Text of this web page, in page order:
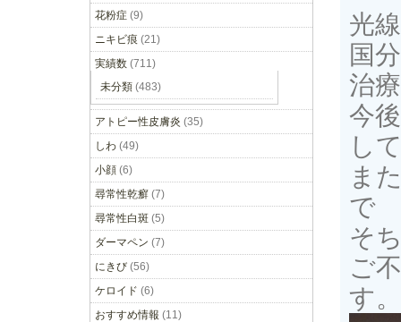
光
国
治
今
し
ま
で
そ
ご
す。
花粉症 (9)
ニキビ痕 (21)
実績数 (711)
未分類 (483)
アトピー性皮膚炎 (35)
しわ (49)
小顔 (6)
尋常性乾癬 (7)
尋常性白斑 (5)
ダーマペン (7)
にきび (56)
ケロイド (6)
おすすめ情報 (11)